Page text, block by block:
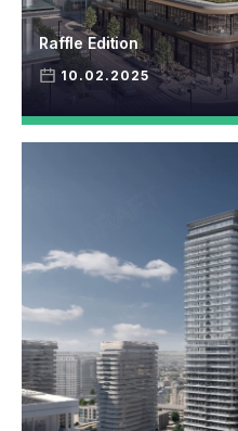
10.02.2025
Raffle Edition